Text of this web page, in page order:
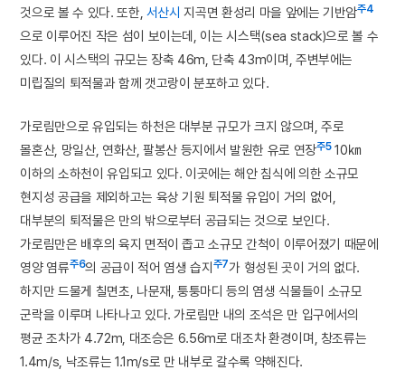
것으로 볼 수 있다. 또한, 서산시 지곡면 환성리 마을 앞에는 기반암주4
으로 이루어진 작은 섬이 보이는데, 이는 시스택(sea stack)으로 볼 수
있다. 이 시스택의 규모는 장축 46m, 단축 43m이며, 주변부에는
미립질의 퇴적물과 함께 갯고랑이 분포하고 있다.
가로림만으로 유입되는 하천은 대부분 규모가 크지 않으며, 주로
몰혼산, 망일산, 연화산, 팔봉산 등지에서 발원한 유로 연장주510㎞
이하의 소하천이 유입되고 있다. 이곳에는 해안 침식에 의한 소규모
현지성 공급을 제외하고는 육상 기원 퇴적물 유입이 거의 없어,
대부분의 퇴적물은 만의 밖으로부터 공급되는 것으로 보인다.
가로림만은 배후의 육지 면적이 좁고 소규모 간척이 이루어졌기 때문에
영양 염류주6의 공급이 적어 염생 습지주7가 형성된 곳이 거의 없다.
하지만 드물게 칠면초, 나문재, 퉁퉁마디 등의 염생 식물들이 소규모
군락을 이루며 나타나고 있다. 가로림만 내의 조석은 만 입구에서의
평균 조차가 4.72m, 대조승은 6.56m로 대조차 환경이며, 창조류는
1.4m/s, 낙조류는 1.1m/s로 만 내부로 갈수록 약해진다.